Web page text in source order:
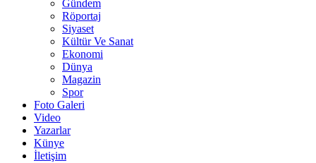
Gündem
Röportaj
Siyaset
Kültür Ve Sanat
Ekonomi
Dünya
Magazin
Spor
Foto Galeri
Video
Yazarlar
Künye
İletişim